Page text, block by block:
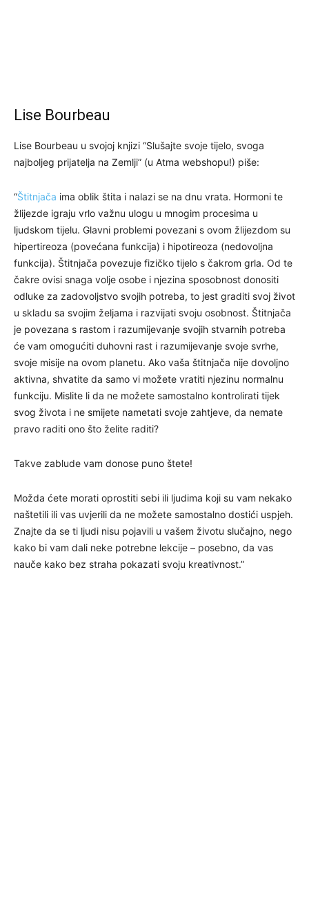
Lise Bourbeau
Lise Bourbeau u svojoj knjizi “Slušajte svoje tijelo, svoga
najboljeg prijatelja na Zemlji” (u Atma webshopu!) piše:
“Štitnjača ima oblik štita i nalazi se na dnu vrata. Hormoni te
žlijezde igraju vrlo važnu ulogu u mnogim procesima u
ljudskom tijelu. Glavni problemi povezani s ovom žlijezdom su
hipertireoza (povećana funkcija) i hipotireoza (nedovoljna
funkcija). Štitnjača povezuje fizičko tijelo s čakrom grla. Od te
čakre ovisi snaga volje osobe i njezina sposobnost donositi
odluke za zadovoljstvo svojih potreba, to jest graditi svoj život
u skladu sa svojim željama i razvijati svoju osobnost. Štitnjača
je povezana s rastom i razumijevanje svojih stvarnih potreba
će vam omogućiti duhovni rast i razumijevanje svoje svrhe,
svoje misije na ovom planetu. Ako vaša štitnjača nije dovoljno
aktivna, shvatite da samo vi možete vratiti njezinu normalnu
funkciju. Mislite li da ne možete samostalno kontrolirati tijek
svog života i ne smijete nametati svoje zahtjeve, da nemate
pravo raditi ono što želite raditi?
Takve zablude vam donose puno štete!
Možda ćete morati oprostiti sebi ili ljudima koji su vam nekako
naštetili ili vas uvjerili da ne možete samostalno dostići uspjeh.
Znajte da se ti ljudi nisu pojavili u vašem životu slučajno, nego
kako bi vam dali neke potrebne lekcije – posebno, da vas
nauče kako bez straha pokazati svoju kreativnost.”